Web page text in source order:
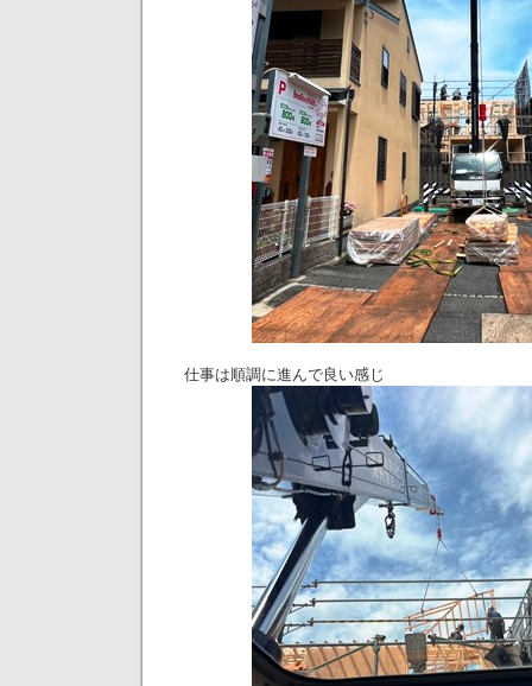
仕事は順調に進んで良い感じ